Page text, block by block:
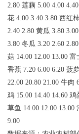
2.80 莲藕 5.00 4.00
花 4.00 3.40 3.80 西红
2.40 2.80 黄瓜 3.80
3.80 冬瓜 3.20 2.60
菇 14.00 12.00 13.00
香蕉 7.20 6.00 6.20 菠
22.00 20.80 21.00 牛肉
鸡 15.00 14.40 14.60
草鱼 14.00 12.00 13.00
9.00